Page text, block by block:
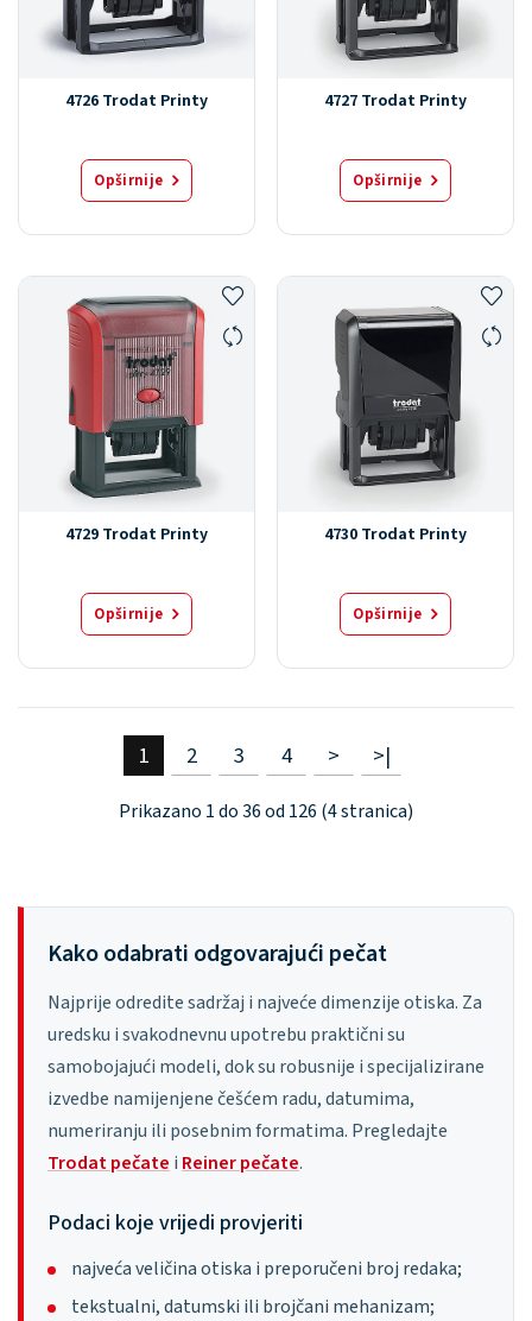
4726 Trodat Printy
Opširnije
4727 Trodat Printy
Opširnije
4729 Trodat Printy
Opširnije
4730 Trodat Printy
Opširnije
1 2 3 4 > >|
Prikazano 1 do 36 od 126 (4 stranica)
Kako odabrati odgovarajući pečat
Najprije odredite sadržaj i najveće dimenzije otiska. Za
uredsku i svakodnevnu upotrebu praktični su
samobojajući modeli, dok su robusnije i specijalizirane
izvedbe namijenjene češćem radu, datumima,
numeriranju ili posebnim formatima. Pregledajte
Trodat pečate i Reiner pečate.
Podaci koje vrijedi provjeriti
najveća veličina otiska i preporučeni broj redaka;
tekstualni, datumski ili brojčani mehanizam;